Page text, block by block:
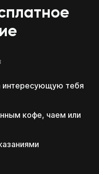
интересующую тебя
кофе, чаем или